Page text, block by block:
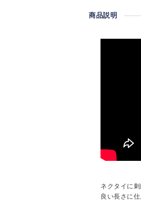
商品説明
ネクタイに
良い長さに